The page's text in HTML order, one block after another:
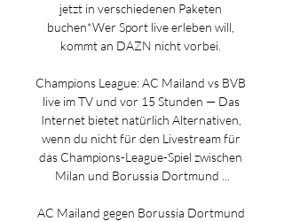
jetzt in verschiedenen Paketen
buchen*Wer Sport live erleben will,
kommt an DAZN nicht vorbei.
Champions League: AC Mailand vs BVB
live im TV und vor 15 Stunden — Das
Internet bietet natürlich Alternativen,
wenn du nicht für den Livestream für
das Champions-League-Spiel zwischen
Milan und Borussia Dortmund ...
AC Mailand gegen Borussia Dortmund